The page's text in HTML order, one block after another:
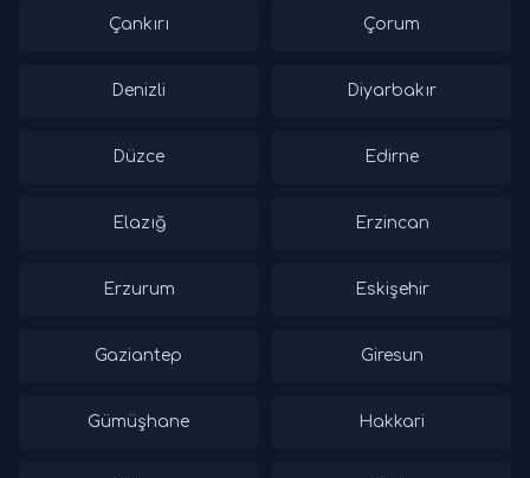
Çankırı Çorum
Denizli Diyarbakır
Düzce Edirne
Elazığ Erzincan
Erzurum Eskişehir
Gaziantep Giresun
Gümüşhane Hakkari